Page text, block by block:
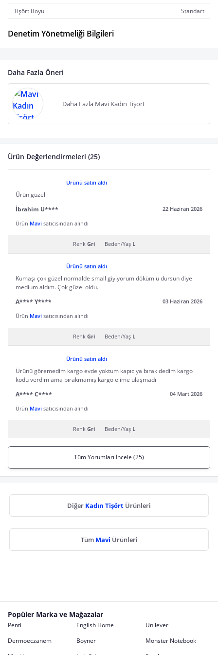
Tişört Boyu
Standart
Denetim Yönetmeliği Bilgileri
Daha Fazla Öneri
Daha Fazla Mavi Kadın Tişört
Ürün Değerlendirmeleri (25)
Ürünü satın aldı
Ürün güzel
İbrahim U****
22 Haziran 2026
Ürün Mavi satıcısından alındı
Renk Gri Beden/Yaş L
Ürünü satın aldı
Kumaşı çok güzel normalde small giyiyorum dökümlü dursun diye
medium aldım. Çok güzel oldu.
A**** Y****
03 Haziran 2026
Ürün Mavi satıcısından alındı
Renk Gri Beden/Yaş L
Ürünü satın aldı
Ürünü göremedim kargo evde yoktum kapıcıya bırak dedim kargo
kodu verdim ama bırakmamış kargo elime ulaşmadı
A**** C****
04 Mart 2026
Ürün Mavi satıcısından alındı
Renk Gri Beden/Yaş L
Tüm Yorumları İncele (25)
Diğer Kadın Tişört Ürünleri
Tüm Mavi Ürünleri
Popüler Marka ve Mağazalar
Penti English Home
Unilever
Dermoeczanem
Boyner
Monster Notebook